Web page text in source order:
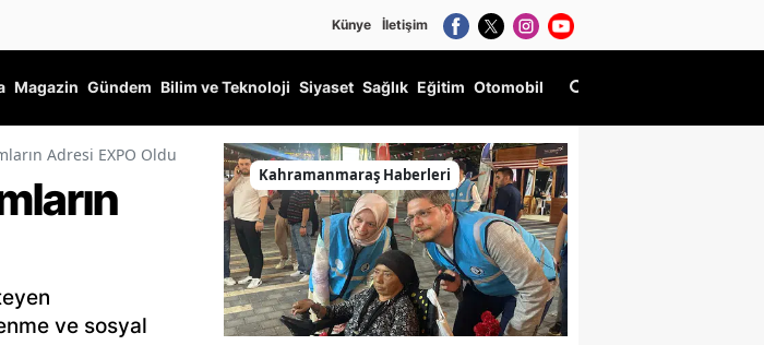
Künye İletişim
Magazin Gündem Bilim ve Teknoloji Siyaset Sağlık Eğitim Otomobil
Adresi EXPO Oldu
ve sosyal
Kahramanmaraş Haberleri